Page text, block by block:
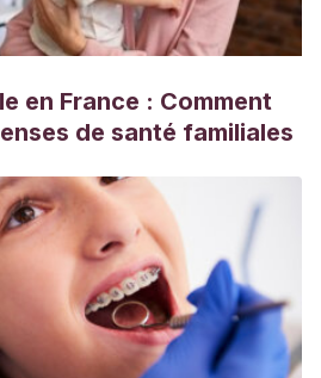
cgi-bin/babyname.cgi
en France : Comment
de santé familiales